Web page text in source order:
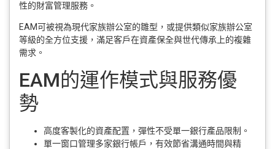
性的財富管理服務。
EAM可被視為現代家族辦公室的雛型，或提供類似家族辦公室
等級的全方位支援，滿足客戶在資產保全與世代傳承上的複雜
需求。
EAM的運作模式與服務優
勢
高度客製化的資產配置，彈性不受單一銀行產品限制。
單一窗口管理多家銀行帳戶，有效節省溝通時間與精